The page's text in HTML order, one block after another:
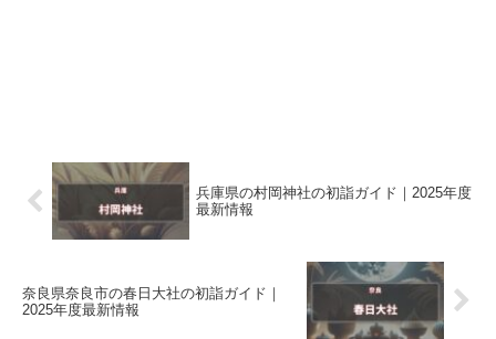
兵庫県の村岡神社の初詣ガイド｜2025年度
最新情報
奈良県奈良市の春日大社の初詣ガイド｜
2025年度最新情報